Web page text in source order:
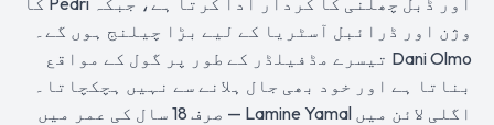
وژن اور ڈرائبل آسٹریا کے لیے بڑا چیلنج ہوں گے۔
Dani Olmo تیسرے مڈفیلڈر کے طور پر گول کے مواقع
بناتا ہے اور خود بھی جال ہلانے سے نہیں ہچکچاتا۔
اگلی لائن میں Lamine Yamal — صرف 18 سال کی عمر میں